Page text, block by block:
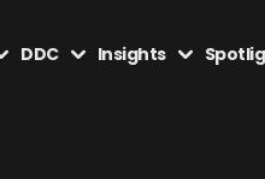
DDC Insights